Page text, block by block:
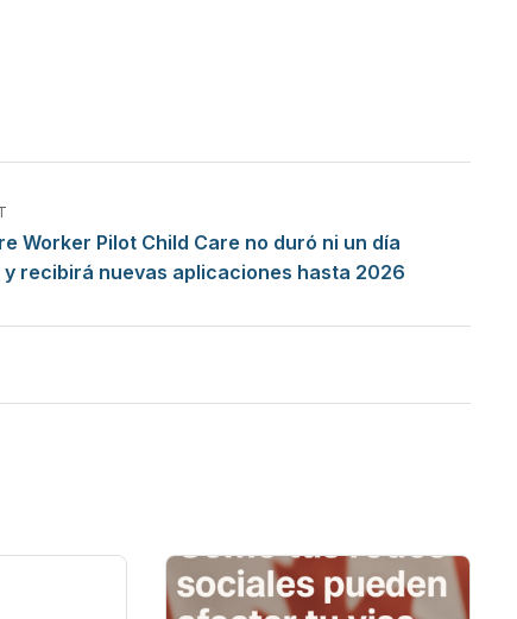
Worker Pilot Child Care no duró ni un día
y recibirá nuevas aplicaciones hasta 2026